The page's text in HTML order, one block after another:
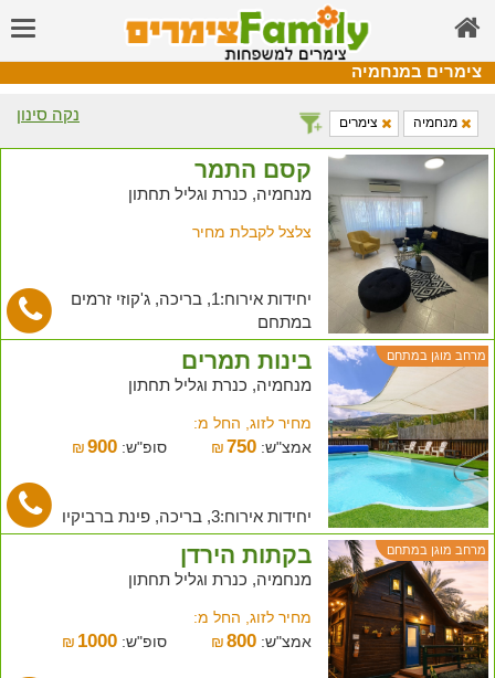
צימרים במנחמיה
נקה סינון מנחמיה צימרים
קסם התמר
מנחמיה, כנרת וגליל תחתון
צלצל לקבלת מחיר
יחידות אירוח:1, בריכה, ג'קוזי זרמים
במתחם
מרחב מוגן במתחם בינות תמרים
מנחמיה, כנרת וגליל תחתון
מחיר לזוג, החל מ:
אמצ"ש:
₪750 סופ"ש: ₪ 900
יחידות אירוח:3, בריכה, פינת ברביקיו
מרחב מוגן במתחם בקתות הירדן
מנחמיה, כנרת וגליל תחתון
מחיר לזוג, החל מ:
אמצ"ש:
₪800 סופ"ש: ₪ 1000